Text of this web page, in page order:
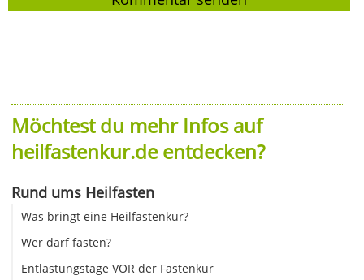
Möchtest du mehr Infos auf
heilfastenkur.de entdecken?
Rund ums Heilfasten
Was bringt eine Heilfastenkur?
Wer darf fasten?
Entlastungstage VOR der Fastenkur